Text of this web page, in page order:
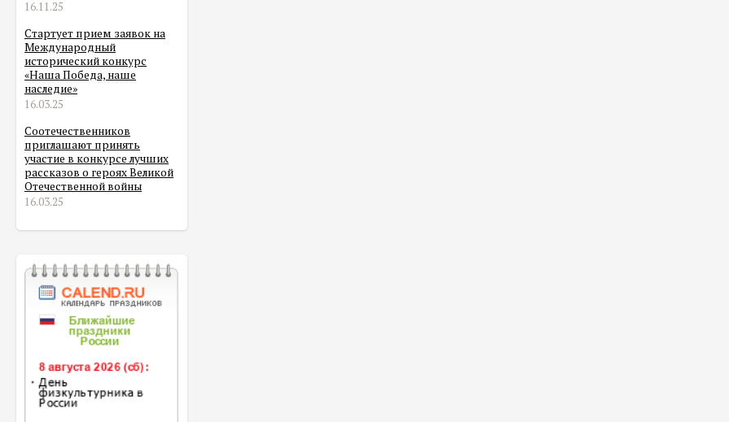
16.11.25
Стартует прием заявок на
Международный
исторический конкурс
«Наша Победа, наше
наследие»
16.03.25
Соотечественников
приглашают принять
участие в конкурсе лучших
рассказов о героях Великой
Отечественной войны
16.03.25